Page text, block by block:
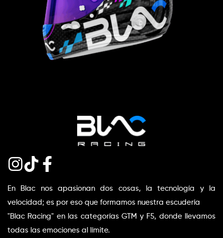
En Blac nos apasionan dos cosas, la tecnología y la
velocidad; es por eso que formamos nuestra escudería
"Blac Racing" en las categorías GTM y F5, donde llevamos
todas las emociones al límite.